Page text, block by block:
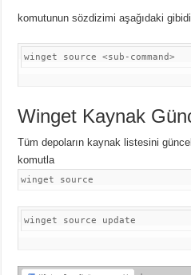
komutunun sözdizimi aşağıdaki
winget source <sub-command>
Winget Kaynak
Tüm depoların kaynak listesini
komutla
winget source
winget source update